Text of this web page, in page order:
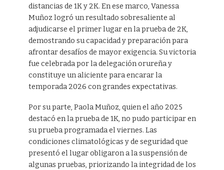
distancias de 1K y 2K. En ese marco, Vanessa
Muñoz logró un resultado sobresaliente al
adjudicarse el primer lugar en la prueba de 2K,
demostrando su capacidad y preparación para
afrontar desafíos de mayor exigencia. Su victoria
fue celebrada por la delegación orureña y
constituye un aliciente para encarar la
temporada 2026 con grandes expectativas.
Por su parte, Paola Muñoz, quien el año 2025
destacó en la prueba de 1K, no pudo participar en
su prueba programada el viernes. Las
condiciones climatológicas y de seguridad que
presentó el lugar obligaron a la suspensión de
algunas pruebas, priorizando la integridad de los